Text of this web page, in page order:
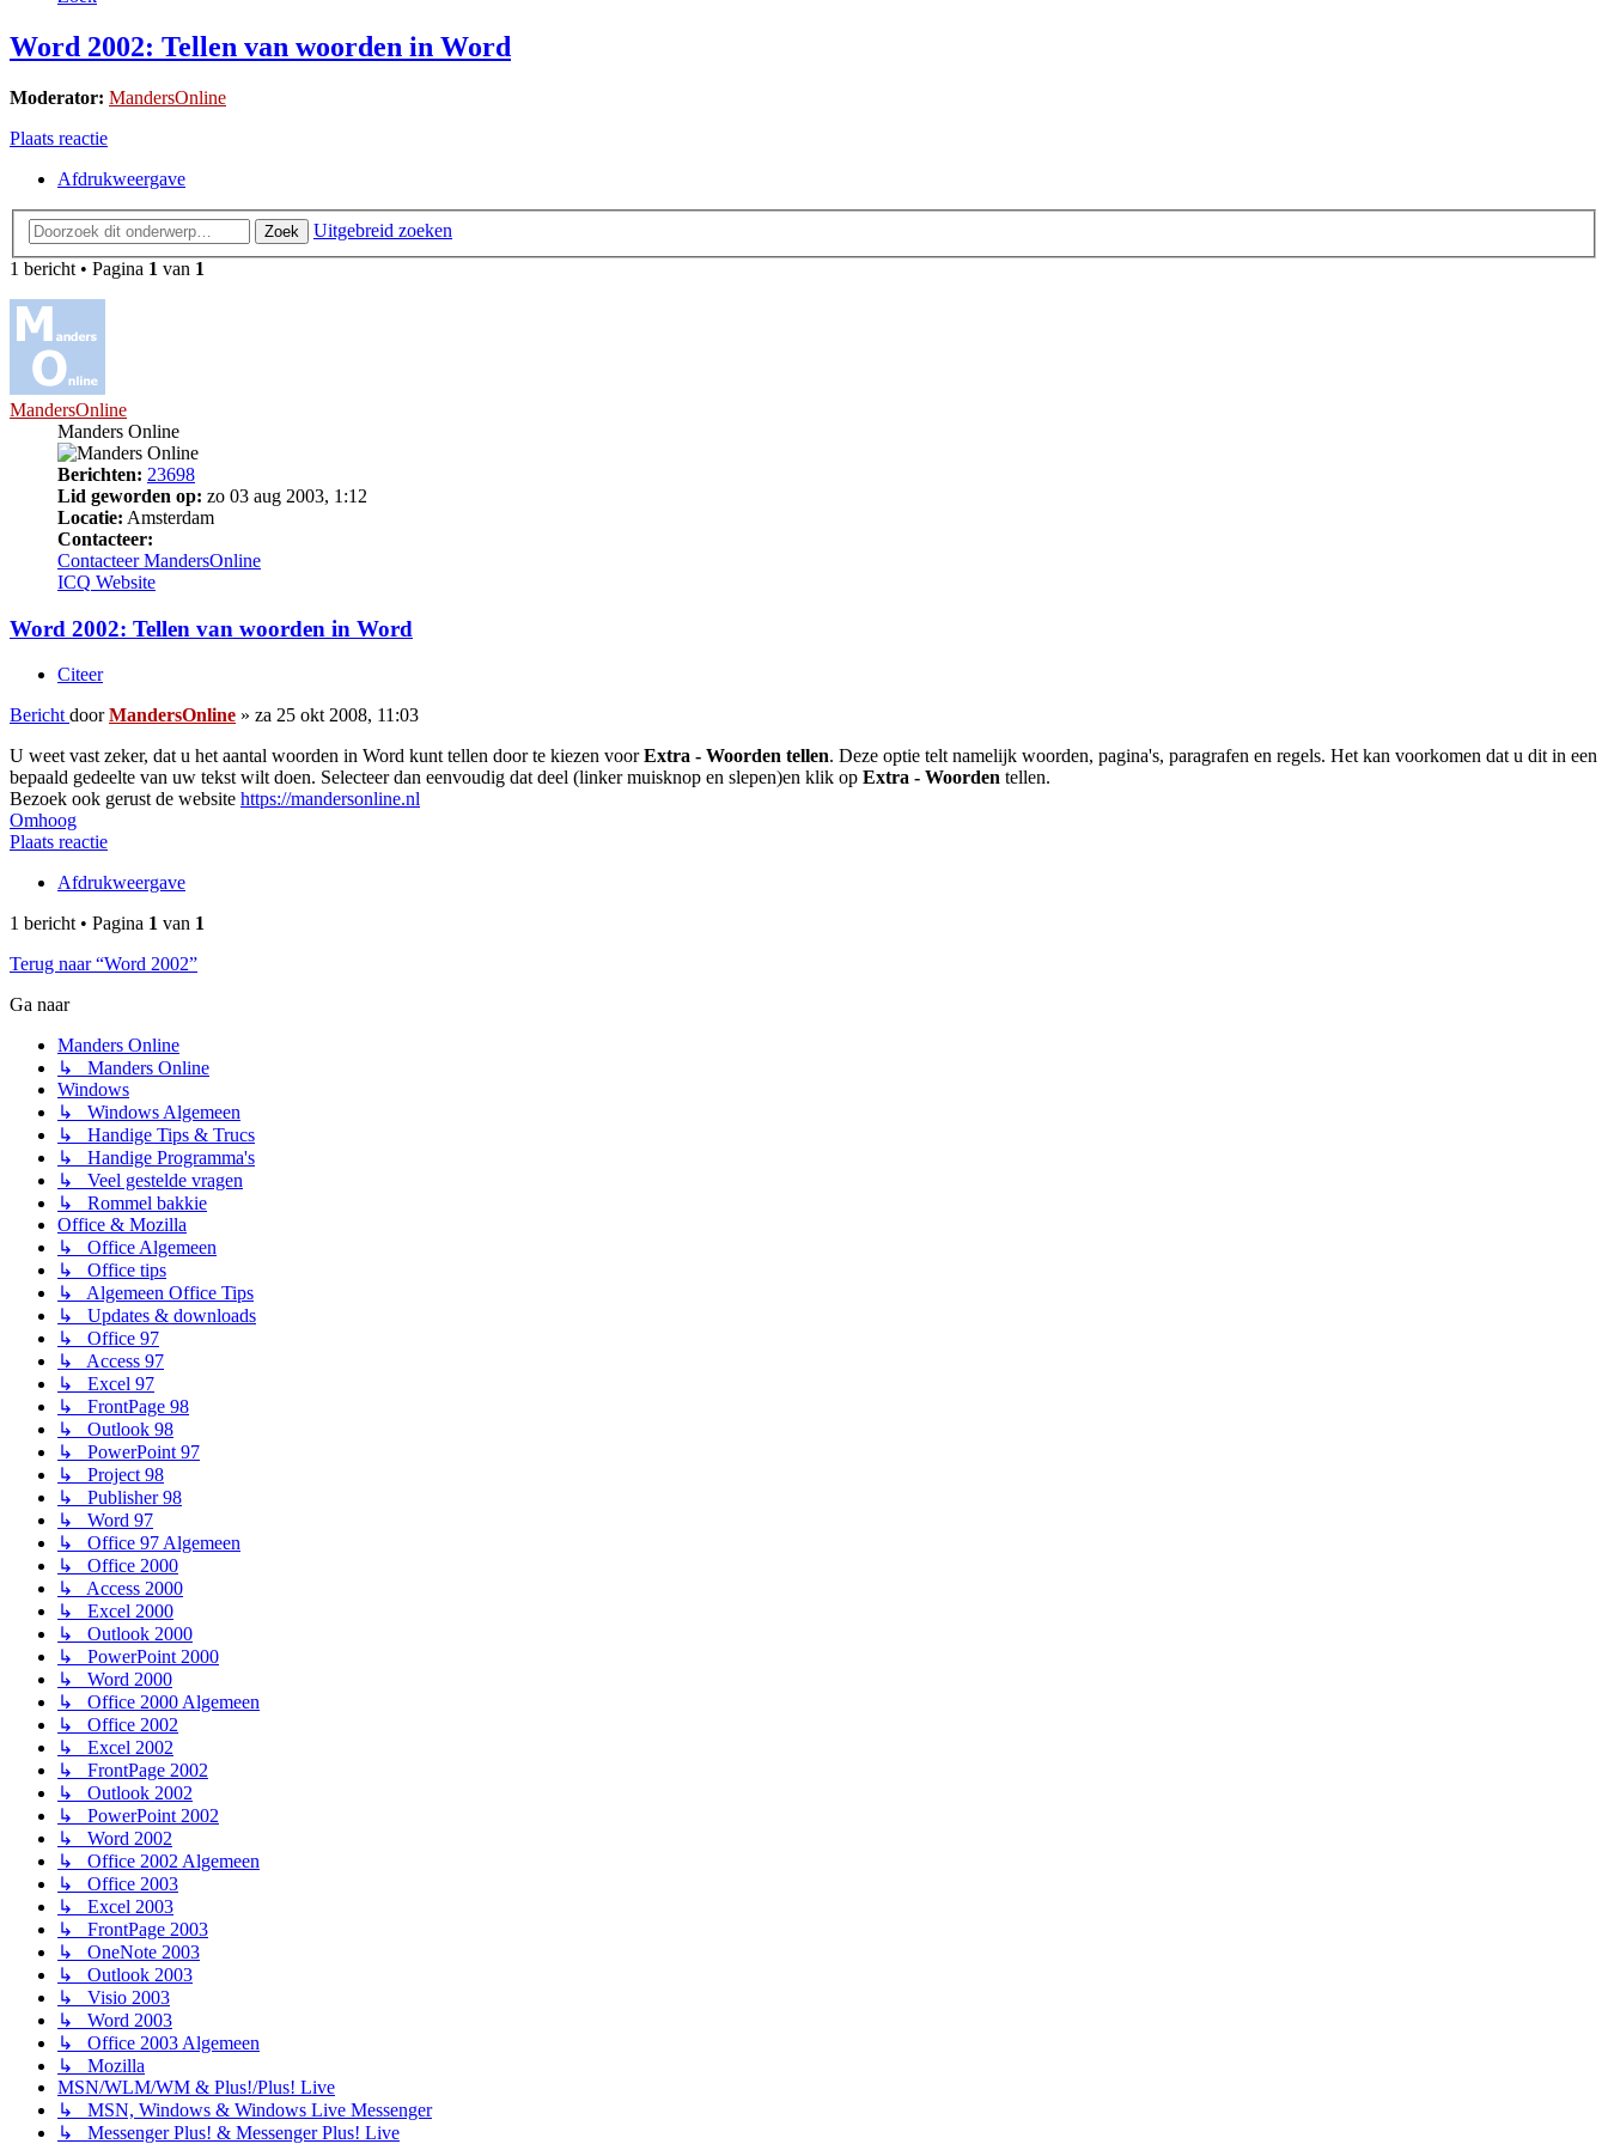
Word 2002: Tellen van woorden in Word
Moderator: MandersOnline
Plaats reactie
Afdrukweergave
Zoek
Uitgebreid zoeken
1 bericht • Pagina 1 van 1
MandersOnline
Manders Online
Berichten: 23698
Lid geworden op: zo 03 aug 2003, 1:12
Locatie: Amsterdam
Contacteer:
Contacteer MandersOnline
ICQ Website
Word 2002: Tellen van woorden in Word
Citeer
Bericht doorMandersOnline » za 25 okt 2008, 11:03
U weet vast zeker, dat u het aantal woorden in Word kunt tellen door te kiezen voorExtra - Woorden tellen. Deze optie telt namelijk woorden, pagina's, paragrafen en regels. Het kan voorkomen dat u dit in een
bepaald gedeelte van uw tekst wilt doen. Selecteer dan eenvoudig dat deel (linker muisknop en slepen)en klik op Extra - Woorden tellen.
Bezoek ook gerust de website https://mandersonline.nl
Omhoog
Plaats reactie
Afdrukweergave
1 bericht • Pagina 1 van 1
Terug naar “Word 2002”
Ga naar
Manders Online
↳ Manders Online
Windows
↳ Windows Algemeen
↳ Handige Tips & Trucs
↳ Handige Programma's
↳ Veel gestelde vragen
↳ Rommel bakkie
Office & Mozilla
↳ Office Algemeen
↳ Office tips
↳ Algemeen Office Tips
↳ Updates & downloads
↳ Office 97
↳ Access 97
↳ Excel 97
↳ FrontPage 98
↳ Outlook 98
↳ PowerPoint 97
↳ Project 98
↳ Publisher 98
↳ Word 97
↳ Office 97 Algemeen
↳ Office 2000
↳ Access 2000
↳ Excel 2000
↳ Outlook 2000
↳ PowerPoint 2000
↳ Word 2000
↳ Office 2000 Algemeen
↳ Office 2002
↳ Excel 2002
↳ FrontPage 2002
↳ Outlook 2002
↳ PowerPoint 2002
↳ Word 2002
↳ Office 2002 Algemeen
↳ Office 2003
↳ Excel 2003
↳ FrontPage 2003
↳ OneNote 2003
↳ Outlook 2003
↳ Visio 2003
↳ Word 2003
↳ Office 2003 Algemeen
↳ Mozilla
MSN/WLM/WM & Plus!/Plus! Live
↳ MSN, Windows & Windows Live Messenger
↳ Messenger Plus! & Messenger Plus! Live